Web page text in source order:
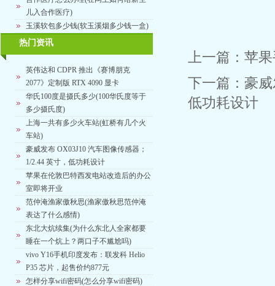
儿入合作医疗)
玉溪软包多少钱(软玉溪烟多少钱一盒)
热门资讯
英伟达和 CDPR 推出《赛博朋克
2077》定制版 RTX 4090 显卡
华氏100度是摄氏多少(100华氏度等于
多少摄氏度)
上海一共有多少火车站(虹桥有几个火
车站)
豪威发布 OX03J10 汽车图像传感器；
1/2.44 英寸，低功耗设计
苹果在伦敦巴特西发电站改造后的办公
室即将开业
范仲淹渔家傲秋思(渔家傲秋思范仲淹
表达了什么感情)
东北大炕续集(为什么东北人全家都要
睡在一个炕上？两口子不尴尬吗)
vivo Y16手机印度发布：联发科 Helio
P35 芯片，起售价约877元
怎样分享wifi密码(怎么分享wifi密码)
上一篇： 苹
下一篇： 豪
低功耗设计